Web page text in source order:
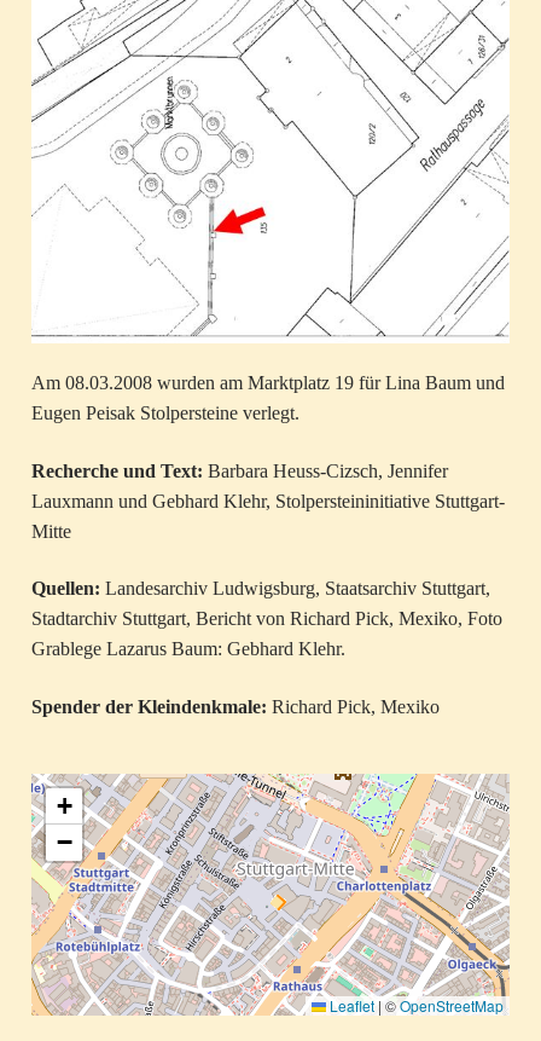
Am 08.03.2008 wurden am Marktplatz 19 für Lina Baum und
Eugen Peisak Stolpersteine verlegt.
Recherche und Text: Barbara Heuss-Cizsch, Jennifer
Lauxmann und Gebhard Klehr, Stolpersteininitiative Stuttgart-
Mitte
Quellen: Landesarchiv Ludwigsburg, Staatsarchiv Stuttgart,
Stadtarchiv Stuttgart, Bericht von Richard Pick, Mexiko, Foto
Grablege Lazarus Baum: Gebhard Klehr.
Spender der Kleindenkmale: Richard Pick, Mexiko
+
−
Leaflet | ©OpenStreetMap